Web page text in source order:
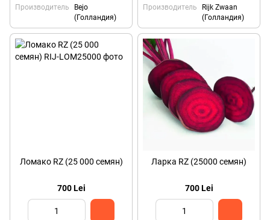
Производитель
Bejo
(Голландия)
Производитель
Rijk Zwaan
(Голландия)
Ломако RZ (25 000 семян)
700 Lei
Ларка RZ (25000 семян)
700 Lei